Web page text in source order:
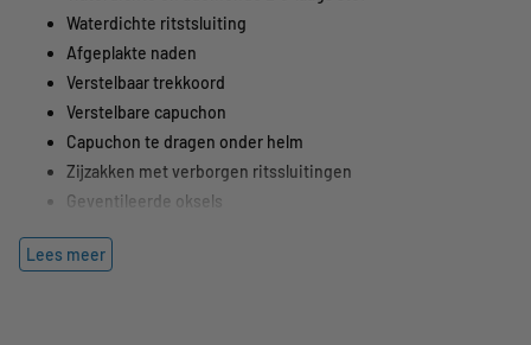
Waterdichte ritstsluiting
Afgeplakte naden
Verstelbaar trekkoord
Verstelbare capuchon
Capuchon te dragen onder helm
Zijzakken met verborgen ritssluitingen
Geventileerde oksels
Reflecterende applicaties
Lees meer